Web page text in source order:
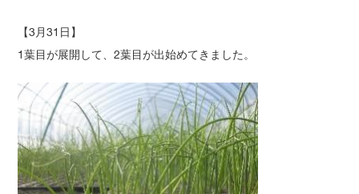
【3月31日】
1葉目が展開して、2葉目が出始めてきました。